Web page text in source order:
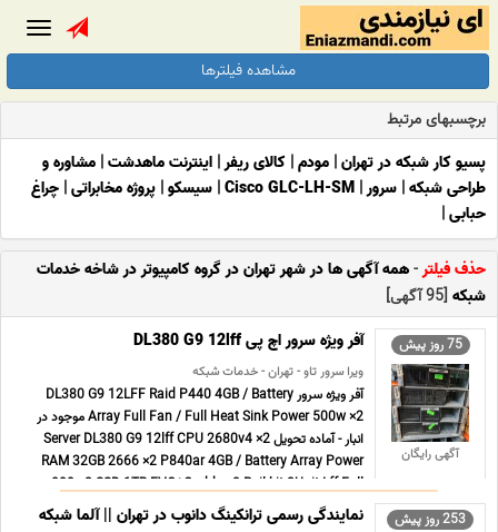
مشاهده فیلترها
برچسبهای مرتبط
پسیو کار شبکه در تهران| مودم| کالای ریفر| اینترنت ماهدشت| مشاوره و
طراحی شبکه| سرور|
Cisco GLC-LH-SM
| سیسکو| پروژه مخابراتی| چراغ
حبابی|
حذف فیلتر-همه آگهی ها در شهر تهران در گروه کامپیوتر در شاخه خدمات
شبکه [95 آگهی]
75 روز پیش
آگهی رایگان
آفر ویژه سرور اچ پی DL380 G9 12lff
ویرا سرور تاو - تهران - خدمات شبکه
آفر ویژه سرور DL380 G9 12LFF Raid P440 4GB / Battery
Array Full Fan / Full Heat Sink Power 500w ×2 موجود در
انبار - آماده تحویل Server DL380 G9 12lff CPU 2680v4 ×2
RAM 32GB 2666 ×2 P840ar 4GB / Battery Array Power
800 ×2 SSD 1TB EVO+Caddy ×3 Rail kit 2Unit Lff Full
Fan & Heat ... ...
253 روز پیش نمایندگی رسمی ترانکینگ دانوب در تهران || آلما شبکه